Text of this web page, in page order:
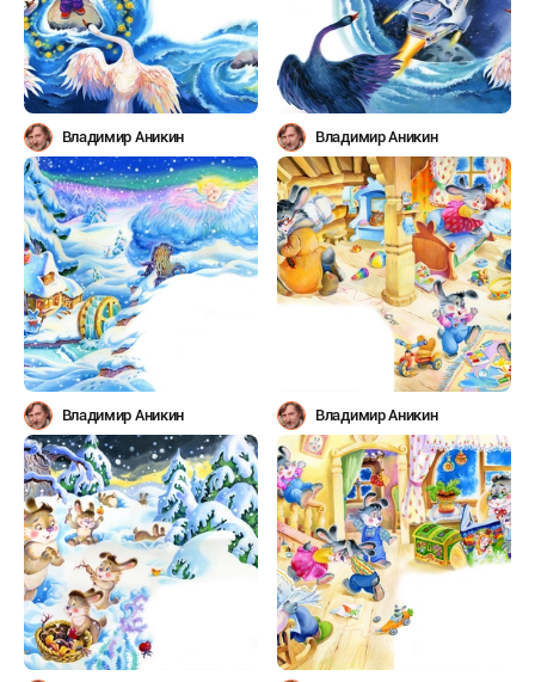
Владимир Аникин Владимир Аникин
Владимир Аникин Владимир Аникин